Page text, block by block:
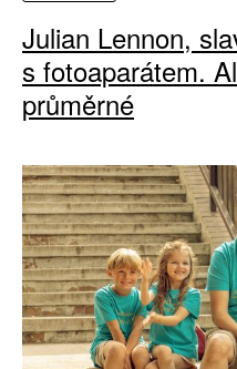
Julian Lennon,
s fotoaparátem.
průměrné